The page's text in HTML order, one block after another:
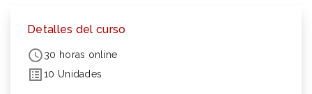
Detalles del curso
30 horas online
10 Unidades